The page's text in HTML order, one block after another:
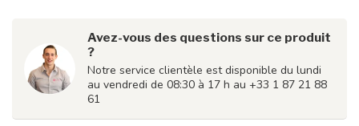
Avez-vous des questions sur ce produit
?
Notre service clientèle est disponible du lundi
au vendredi de 08:30 à 17 h au +33 1 87 21 88
61